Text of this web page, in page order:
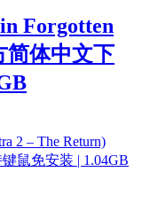
Forgotten
简体中文下